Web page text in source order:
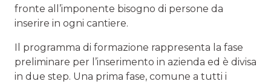
fronte all’imponente bisogno di persone da
inserire in ogni cantiere.
Il programma di formazione rappresenta la fase
preliminare per l’inserimento in azienda ed è divisa
in due step. Una prima fase, comune a tutti i